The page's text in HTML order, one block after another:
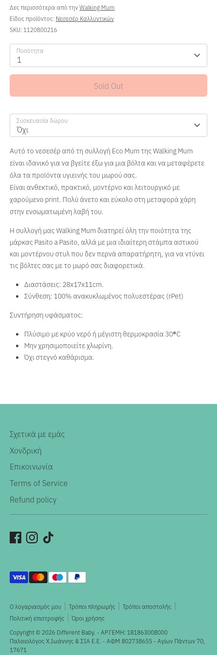
Δες περισσότερα από τηνWalking Mum
Είδος προϊόντος: Νεσεσέρ Καλλυντικών
SKU: 1120800216
Ποσότητα
1
Sold Out
Συσκευασία δώρου
Όχι
Αυτό το νεσεσέρ από τη συλλογή Eco Mum της Walking Mum
είναι ιδανικό για να βγείτε έξω για μια βόλτα και να μεταφέρετε
όλα τα προϊόντα υγιεινής του μωρού σας.
Είναι ανθεκτικό, πρακτικό, μοντέρνο και λειτουργικό με
χαρούμενο print. Πολύ άνετο και εύκολο στη μεταφορά χάρη
στην ενσωματωμένη λαβή του.
Η συλλογή μας Walking Mum διατηρεί όλη την ποιότητα της
μάρκας Pasito a Pasito, αλλά με μια ιδιαίτερη στάμπα αστικού
και μοντέρνου στυλ που δεν περνά απαρατήρητη, για να ντύνει
τις βόλτες σας με το μωρό σας διαφορετικά.
Διαστάσεις: 28x17x11cm.
Σύνθεση: 100% ανακυκλωμένος πολυεστέρας (rPet)
Συντήρηση υφάσματος:
Πλύσιμο με κρύο νερό ή μέγιστη θερμοκρασία 30°C
Μην χρησιμοποιείτε χλωρίνη.
Όχι στεγνό καθάρισμα.
Σχετικά με εμάς
Χονδρική
Επικοινωνία
Terms of Service
Refund policy
Ο λογαριασμός μου Τρόποι πληρωμής
Τρόποι αποστολής
Πολιτική επιστροφής
Όροι χρήσης
Copyright © 2026 Different Baby. - ΑΡ.ΓΕΜΗ: 181863008000
Παλαιολόγος X.Ιωάννης & ΣΙΑ Ε.Ε. - ΑΦΜ 802738655 - Αγίων Πάντων 70,
17671
Αποδεκτοί
τρόποι